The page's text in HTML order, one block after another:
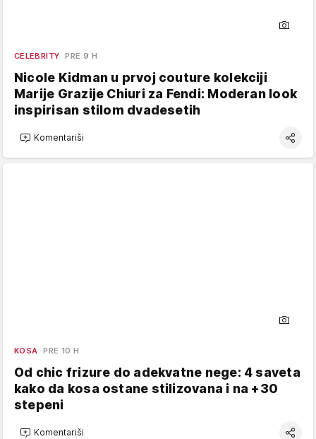
CELEBRITY PRE 9 H
Nicole Kidman u prvoj couture kolekciji
Marije Grazije Chiuri za Fendi: Moderan look
inspirisan stilom dvadesetih
Komentariši
KOSA PRE 10 H
Od chic frizure do adekvatne nege: 4 saveta
kako da kosa ostane stilizovana i na +30
stepeni
Komentariši